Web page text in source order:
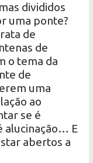
divididos
uma ponte?
de
de
o tema da
de
uma
ao
se é
alucinação… E
abertos a